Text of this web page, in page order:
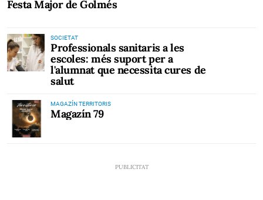
Festa Major de Golmés
SOCIETAT
Professionals sanitaris a les
escoles: més suport per a
l'alumnat que necessita cures de
salut
MAGAZÍN TERRITORIS
Magazín 79